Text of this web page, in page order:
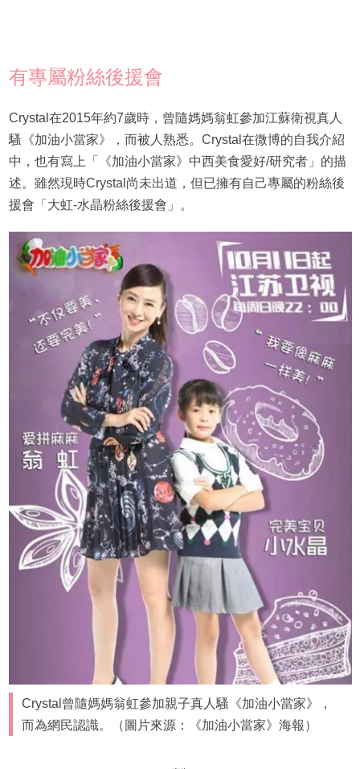
有專屬粉絲後援會
Crystal在2015年約7歲時，曾隨媽媽翁虹參加江蘇衛視真人
騷《加油小當家》，而被人熟悉。Crystal在微博的自我介紹
中，也有寫上「《加油小當家》中西美食愛好/研究者」的描
述。雖然現時Crystal尚未出道，但已擁有自己專屬的粉絲後
援會「大虹-水晶粉絲後援會」。
Crystal曾隨媽媽翁虹參加親子真人騷《加油小當家》，
而為網民認識。（圖片來源：《加油小當家》海報）